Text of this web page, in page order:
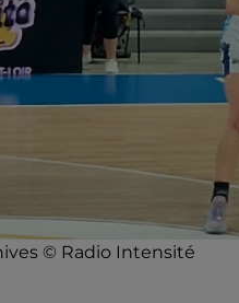
© Radio Intensité